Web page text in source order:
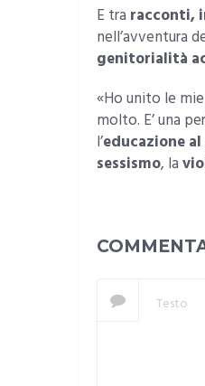
E tra racconti,
nell’avventura
genitorialità
«Ho unito le
molto. E’ una
l’educazione
sessismo, la